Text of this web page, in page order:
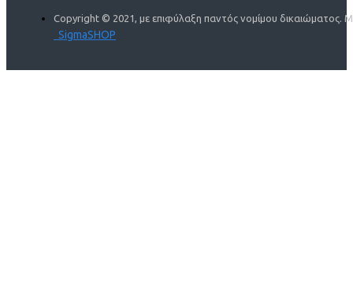
Copyright © 2021, με επιφύλαξη παντός νομίμου δικαιώματος.
SigmaSHOP